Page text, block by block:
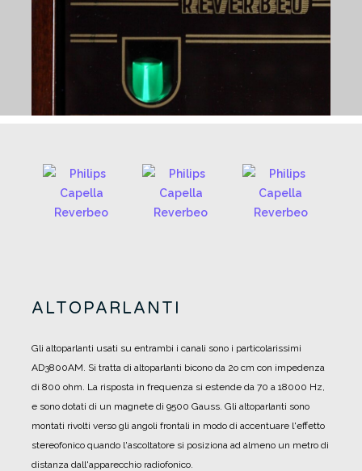
ALTOPARLANTI
Gli altoparlanti usati su entrambi i canali sono i particolarissimi
AD3800AM. Si tratta di altoparlanti bicono da 2o cm con impedenza
di 800 ohm. La risposta in frequenza si estende da 70 a 18000 Hz,
e sono dotati di un magnete di 9500 Gauss. Gli altoparlanti sono
montati rivolti verso gli angoli frontali in modo di accentuare l'effetto
stereofonico quando l'ascoltatore si posiziona ad almeno un metro di
distanza dall'apparecchio radiofonico.